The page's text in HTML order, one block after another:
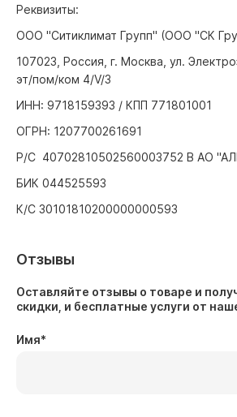
Реквизиты:
ООО "Ситиклимат Групп" (ООО "СК
107023, Россия, г. Москва, ул.
эт/пом/ком 4/V/3
ИНН: 9718159393 / КПП 771801001
ОГРН: 1207700261691
Р/С 40702810502560003752 В АО
БИК 044525593
К/С 30101810200000000593
Отзывы
Оставляйте отзывы о товаре и
скидки, и бесплатные услуги от
Имя*